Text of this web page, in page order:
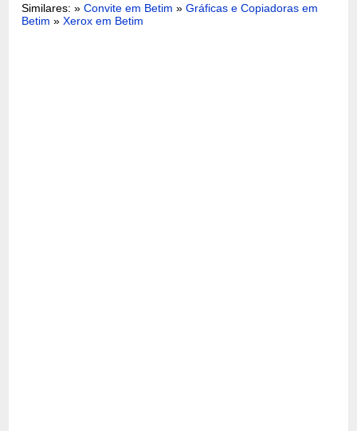
Similares: »Convite em Betim »Gráficas e Copiadoras em
Betim »Xerox em Betim